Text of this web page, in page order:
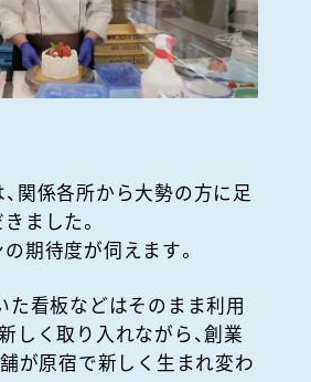
関係各所から大勢の方に足
ました。
期待度が伺えます。
た看板などはそのまま利用
しく取り入れながら、創業
が原宿で新しく生まれ変わ